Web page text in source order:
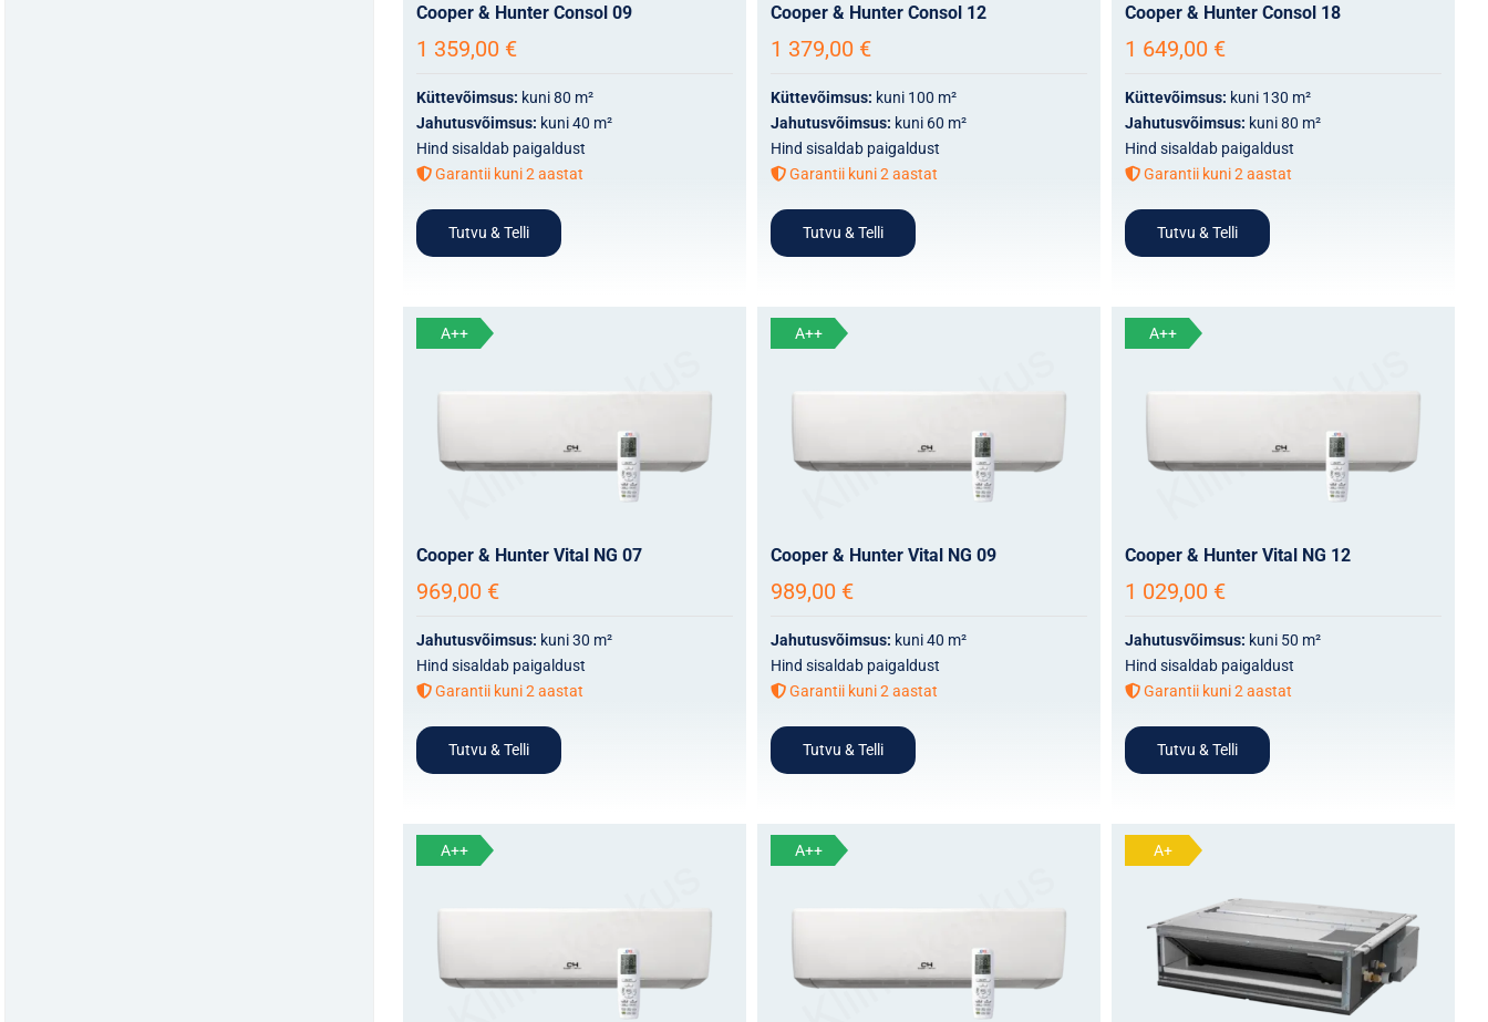
Cooper & Hunter Consol 09
1 359,00 €
Küttevõimsus: kuni 80 m²
Jahutusvõimsus: kuni 40 m²
Hind sisaldab paigaldust
Garantii kuni 2 aastat
Tutvu & Telli
Cooper & Hunter Consol 12
1 379,00 €
Küttevõimsus: kuni 100 m²
Jahutusvõimsus: kuni 60 m²
Hind sisaldab paigaldust
Garantii kuni 2 aastat
Tutvu & Telli
Cooper & Hunter Consol 18
1 649,00 €
Küttevõimsus: kuni 130 m²
Jahutusvõimsus: kuni 80 m²
Hind sisaldab paigaldust
Garantii kuni 2 aastat
Tutvu & Telli
Cooper & Hunter Vital NG 07
969,00 €
Jahutusvõimsus: kuni 30 m²
Hind sisaldab paigaldust
A++
Garantii kuni 2 aastat
Tutvu & Telli
Cooper & Hunter Vital NG 09
989,00 €
Jahutusvõimsus: kuni 40 m²
Hind sisaldab paigaldust
A++
Garantii kuni 2 aastat
Tutvu & Telli
Cooper & Hunter Vital NG 12
1 029,00 €
Jahutusvõimsus: kuni 50 m²
Hind sisaldab paigaldust
A++
Garantii kuni 2 aastat
Tutvu & Telli
A++ A++ A+